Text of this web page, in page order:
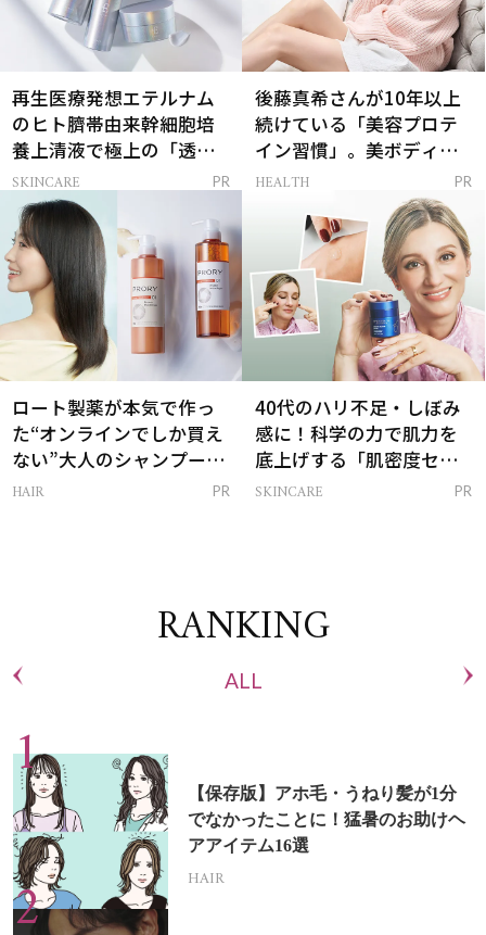
再生医療発想エテルナム
のヒト臍帯由来幹細胞培
養上清液で極上の「透明
感ハリ肌」へ
SKINCARE PR
後藤真希さんが10年以上
続けている「美容プロテ
イン習慣」。美ボディを
支える朝ルーティンと
HEALTH PR
ロート製薬が本気で作っ
た“オンラインでしか買え
ない”大人のシャンプー＆
トリートメントって？
HAIR PR
40代のハリ不足・しぼみ
感に！科学の力で肌力を
底上げする「肌密度セラ
ム」
SKINCARE PR
RANKING
ALL
【保存版】アホ毛・うねり髪が1分
でなかったことに！猛暑のお助けヘ
アアイテム16選
HAIR